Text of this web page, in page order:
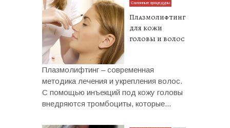
Салонные процедуры
Плазмолифтинг
для кожи
головы и волос
Плазмолифтинг – современная
методика лечения и укрепления волос.
С помощью инъекций под кожу головы
внедряются тромбоциты, которые...